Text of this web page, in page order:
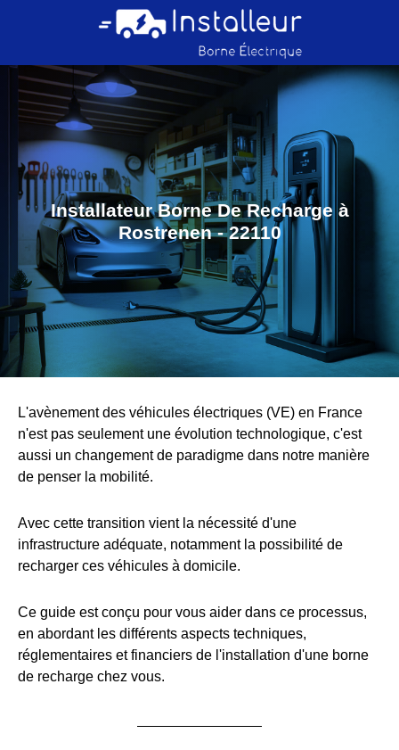
Installateur Borne De Recharge à
Rostrenen - 22110
L'avènement des véhicules électriques (VE) en France
n'est pas seulement une évolution technologique, c'est
aussi un changement de paradigme dans notre manière
de penser la mobilité.
Avec cette transition vient la nécessité d'une
infrastructure adéquate, notamment la possibilité de
recharger ces véhicules à domicile.
Ce guide est conçu pour vous aider dans ce processus,
en abordant les différents aspects techniques,
réglementaires et financiers de l'installation d'une borne
de recharge chez vous.